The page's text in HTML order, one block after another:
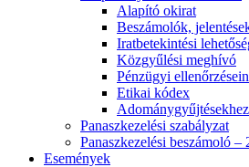
Alapító okirat
Beszámolók,
Iratbetekintési
Közgyűlési meghívó
Pénzügyi
Etikai kódex
Panaszkezelési szabályzat
Panaszkezelési beszámoló –
Események